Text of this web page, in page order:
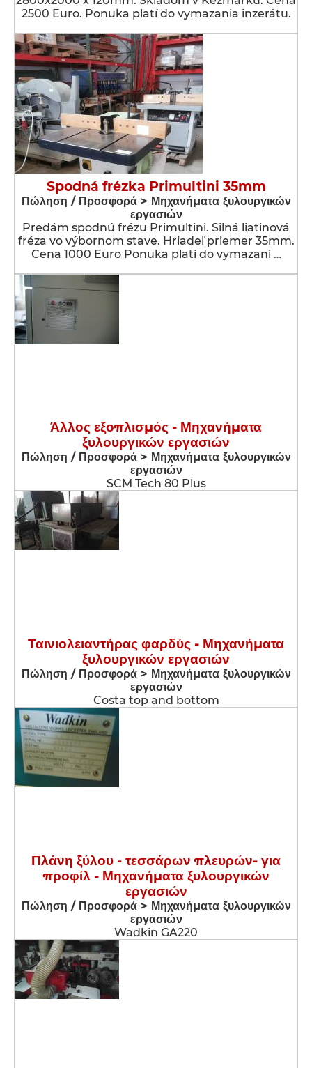
2500 Euro. Ponuka platí do vymazania inzerátu.
Spodná frézka Primultini 35mm
Πώληση / Προσφορά > Μηχανήματα ξυλουργικών
εργασιών
Predám spodnú frézu Primultini. Silná liatinová
fréza vo výbornom stave. Hriadeľ priemer 35mm.
Cena 1000 Euro Ponuka platí do vymazani …
Άλλος εξοπλισμός - Μηχανήματα
ξυλουργικών εργασιών
Πώληση / Προσφορά > Μηχανήματα ξυλουργικών
εργασιών
SCM Tech 80 Plus
Ταινιολειαντήρας φαρδύς - Μηχανήματα
ξυλουργικών εργασιών
Πώληση / Προσφορά > Μηχανήματα ξυλουργικών
εργασιών
Costa top and bottom
Πλάνη ξύλου - τεσσάρων πλευρών- για
προφίλ - Μηχανήματα ξυλουργικών
εργασιών
Πώληση / Προσφορά > Μηχανήματα ξυλουργικών
εργασιών
Wadkin GA220